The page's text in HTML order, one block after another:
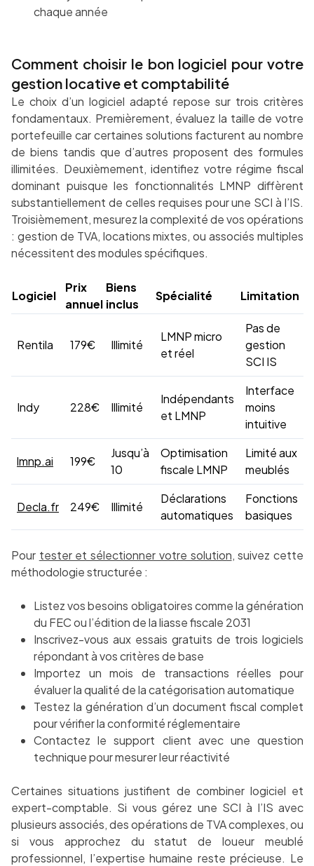
chaque année
Comment choisir le bon logiciel pour votre
gestion locative et comptabilité
Le choix d’un logiciel adapté repose sur trois critères
fondamentaux. Premièrement, évaluez la taille de votre
portefeuille car certaines solutions facturent au nombre
de biens tandis que d’autres proposent des formules
illimitées. Deuxièmement, identifiez votre régime fiscal
dominant puisque les fonctionnalités LMNP diffèrent
substantiellement de celles requises pour une SCI à l’IS.
Troisièmement, mesurez la complexité de vos opérations
: gestion de TVA, locations mixtes, ou associés multiples
nécessitent des modules spécifiques.
Logiciel
Prix
annuel
Biens
inclus
Spécialité Limitation
Rentila 179€ Illimité
LMNP micro
et réel
Pas de
gestion
SCI IS
Indy 228€ Illimité
Indépendants
et LMNP
Interface
moins
intuitive
lmnp.ai 199€
Jusqu’à
10
Optimisation
fiscale LMNP
Limité aux
meublés
Decla.fr 249€ Illimité
Déclarations
automatiques
Fonctions
basiques
Pour tester et sélectionner votre solution, suivez cette
méthodologie structurée :
Listez vos besoins obligatoires comme la génération
du FEC ou l’édition de la liasse fiscale 2031
Inscrivez-vous aux essais gratuits de trois logiciels
répondant à vos critères de base
Importez un mois de transactions réelles pour
évaluer la qualité de la catégorisation automatique
Testez la génération d’un document fiscal complet
pour vérifier la conformité réglementaire
Contactez le support client avec une question
technique pour mesurer leur réactivité
Certaines situations justifient de combiner logiciel et
expert-comptable. Si vous gérez une SCI à l’IS avec
plusieurs associés, des opérations de TVA complexes, ou
si vous approchez du statut de loueur meublé
professionnel, l’expertise humaine reste précieuse. Le